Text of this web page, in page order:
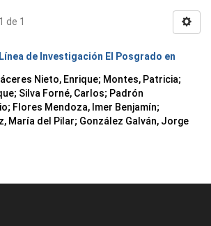
de 1
de Investigación El Posgrado en
Nieto, Enrique; Montes, Patricia;
; Silva Forné, Carlos; Padrón
; Flores Mendoza, Imer Benjamín;
María del Pilar; González Galván, Jorge